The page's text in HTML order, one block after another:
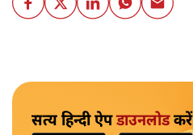
सत्य हिन्दी ऐपडाउनलोडकरें